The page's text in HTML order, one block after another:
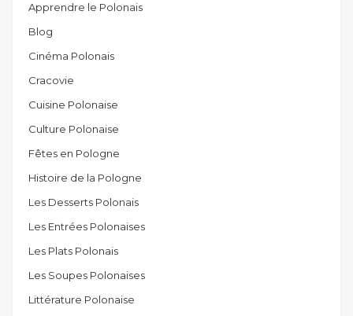
Apprendre le Polonais
Blog
Cinéma Polonais
Cracovie
Cuisine Polonaise
Culture Polonaise
Fêtes en Pologne
Histoire de la Pologne
Les Desserts Polonais
Les Entrées Polonaises
Les Plats Polonais
Les Soupes Polonaises
Littérature Polonaise